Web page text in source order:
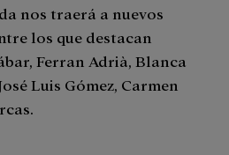
nos traerá a nuevos
los que destacan
Ferran Adrià, Blanca
Luis Gómez, Carmen